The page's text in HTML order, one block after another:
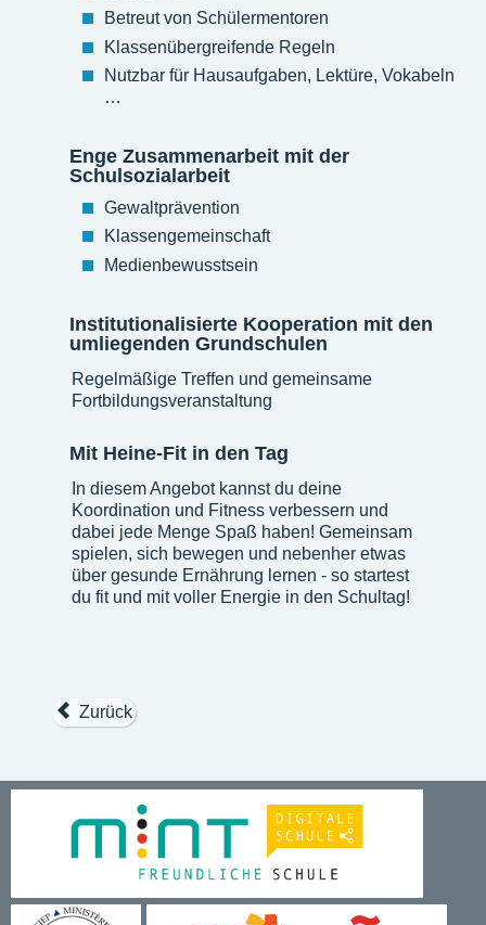
Betreut von Schülermentoren
Klassenübergreifende Regeln
Nutzbar für Hausaufgaben, Lektüre, Vokabeln
…
Enge Zusammenarbeit mit der
Schulsozialarbeit
Gewaltprävention
Klassengemeinschaft
Medienbewusstsein
Institutionalisierte Kooperation mit den
umliegenden Grundschulen
Regelmäßige Treffen und gemeinsame
Fortbildungsveranstaltung
Mit Heine-Fit in den Tag
In diesem Angebot kannst du deine
Koordination und Fitness verbessern und
dabei jede Menge Spaß haben! Gemeinsam
spielen, sich bewegen und nebenher etwas
über gesunde Ernährung lernen - so startest
du fit und mit voller Energie in den Schultag!
Zurück